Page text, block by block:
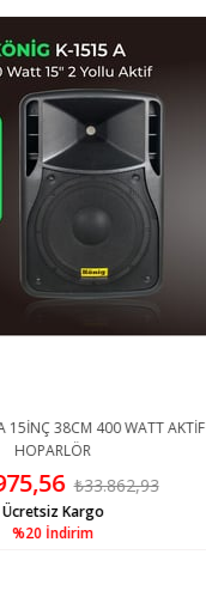
15İNÇ 38CM 400 WATT AKTİF
HOPARLÖR
₺33.862,93
%20 İndirim
Ücretsiz Kargo